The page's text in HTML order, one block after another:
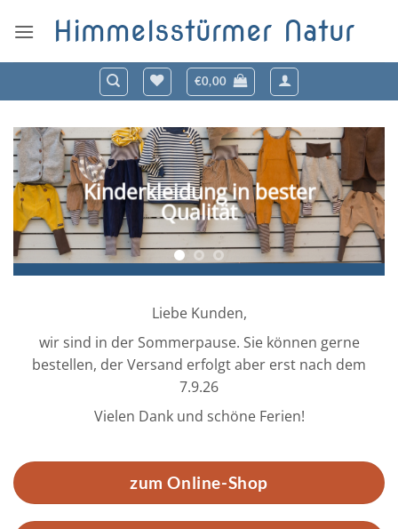
Inhalt
Himmelsstürmer Natur
€0,00
Kinderkleidung in bester
Qualität
Liebe Kunden,
wir sind in der Sommerpause. Sie können gerne
bestellen, der Versand erfolgt aber erst nach dem
7.9.26
Vielen Dank und schöne Ferien!
zum Online-Shop